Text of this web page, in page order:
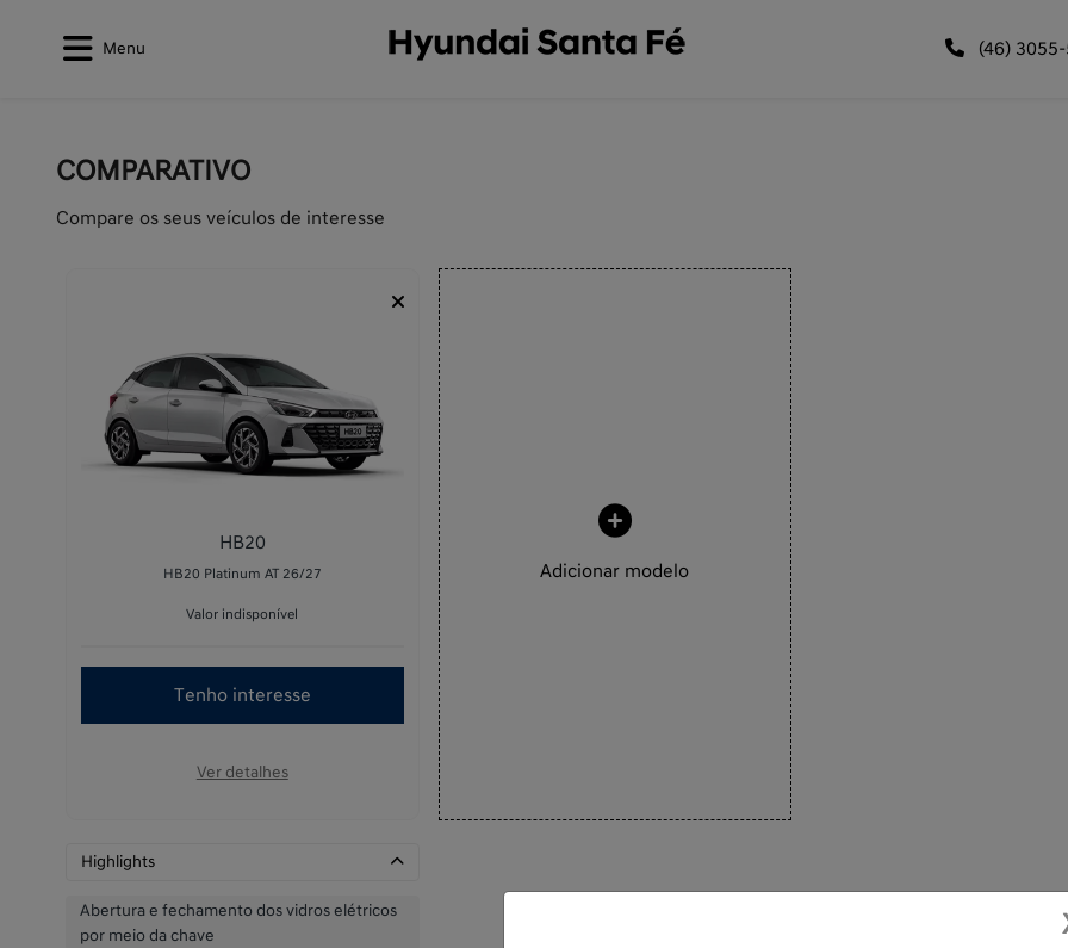
Menu (46)
COMPARATIVO
Compare os seus veículos de interesse
HB20
HB20 Platinum AT 26/27
Valor indisponível
Tenho interesse
Ver detalhes
Adicionar modelo
Highlights
Abertura e fechamento dos vidros elétricos
por meio da chave